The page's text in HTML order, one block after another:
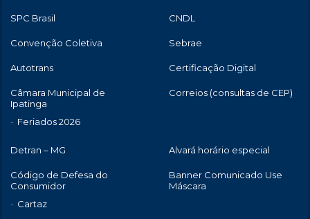
SPC Brasil CNDL
Convenção Coletiva Sebrae
Autotrans Certificação Digital
Câmara Municipal de
Ipatinga
Feriados 2026
Correios (consultas de CEP)
Detran – MG Alvará horário especial
Código de Defesa do
Consumidor
Cartaz
Banner Comunicado Use
Máscara